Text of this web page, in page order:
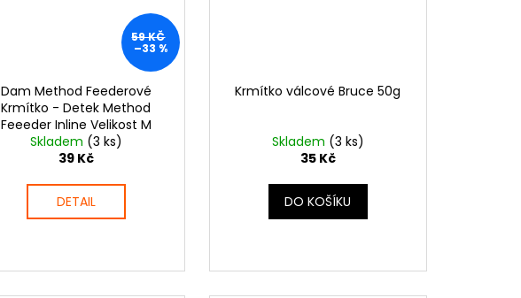
59 KČ
–33 %
Dam Method Feederové
Krmítko - Detek Method
Feeeder Inline Velikost M
Skladem (3 ks)
39 Kč
DETAIL
Krmítko válcové Bruce 50g
Skladem (3 ks)
35 Kč
DO KOŠÍKU